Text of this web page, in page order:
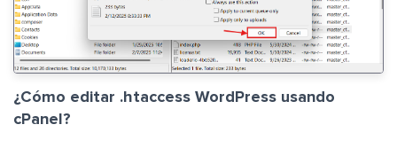
¿Cómo editar .htaccess WordPress usando
cPanel?